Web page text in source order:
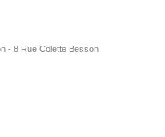
- 8 Rue Colette Besson